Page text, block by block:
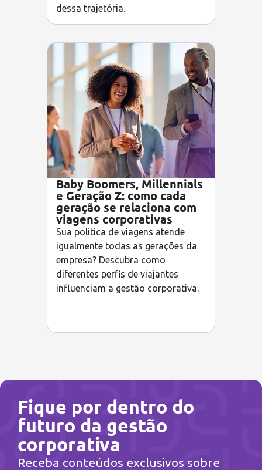
dessa trajetória.
Baby Boomers, Millennials
e Geração Z: como cada
geração se relaciona com
viagens corporativas
Sua política de viagens atende
igualmente todas as gerações da
empresa? Descubra como
diferentes perfis de viajantes
influenciam a gestão corporativa.
Fique por dentro do
futuro da gestão
corporativa
Receba conteúdos exclusivos sobre